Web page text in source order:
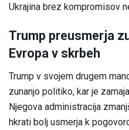
Ukrajina brez kompromisov
Trump preusmerja
Evropa v skrbeh
Trump v svojem drugem
zunanjo politiko, kar je
Njegova administracija
hkrati bolj usmerja k